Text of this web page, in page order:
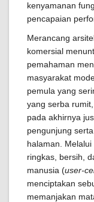
kenyamanan
pencapaian
Merancang
komersial
pemahaman
masyarakat
pemula yang
yang serba
pada akhirnya
pengunjung
halaman.
ringkas, bersih,
manusia (user-
menciptakan
memanjakan